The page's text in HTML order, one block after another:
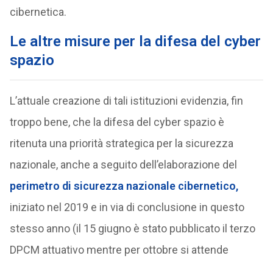
cibernetica.
Le altre misure per la difesa del cyber
spazio
L’attuale creazione di tali istituzioni evidenzia, fin
troppo bene, che la difesa del cyber spazio è
ritenuta una priorità strategica per la sicurezza
nazionale, anche a seguito dell’elaborazione del
perimetro di sicurezza nazionale cibernetico,
iniziato nel 2019 e in via di conclusione in questo
stesso anno (il 15 giugno è stato pubblicato il terzo
DPCM attuativo mentre per ottobre si attende